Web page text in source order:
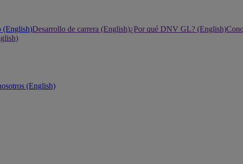
(English)Desarrollo de carrera (English)¿Por qué DNV GL? (English)
(English)